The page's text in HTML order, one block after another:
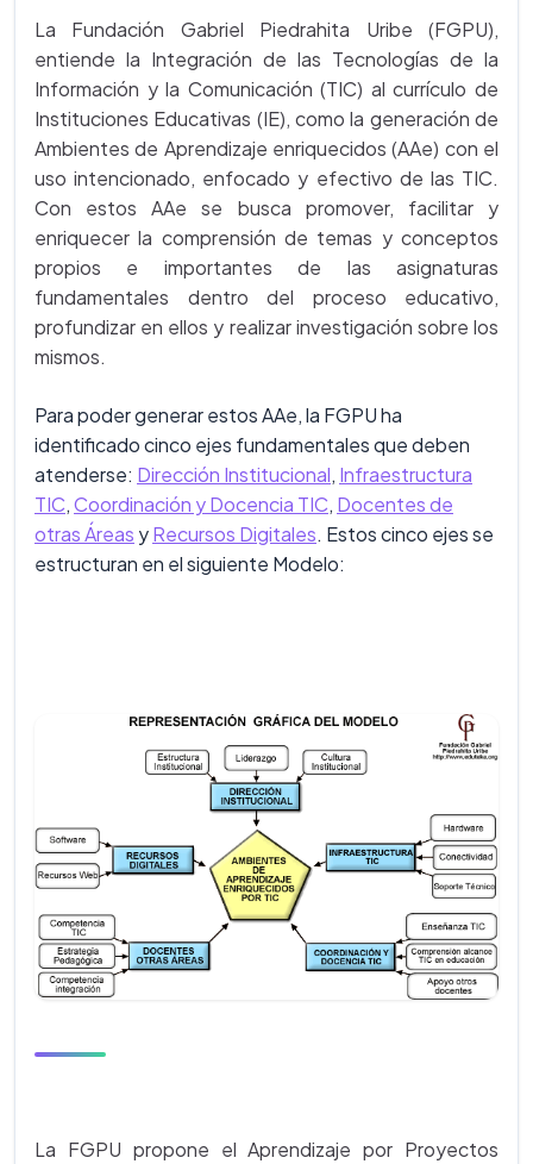
La Fundación Gabriel Piedrahita Uribe (FGPU),
entiende la Integración de las Tecnologías de la
Información y la Comunicación (TIC) al currículo de
Instituciones Educativas (IE), como la generación de
Ambientes de Aprendizaje enriquecidos (AAe) con el
uso intencionado, enfocado y efectivo de las TIC.
Con estos AAe se busca promover, facilitar y
enriquecer la comprensión de temas y conceptos
propios e importantes de las asignaturas
fundamentales dentro del proceso educativo,
profundizar en ellos y realizar investigación sobre los
mismos.
Para poder generar estos AAe, la FGPU ha
identificado cinco ejes fundamentales que deben
atenderse: Dirección Institucional, Infraestructura
TIC,Coordinación y Docencia TIC, Docentes de
otras Áreas yRecursos Digitales. Estos cinco ejes se
estructuran en el siguiente Modelo:
La FGPU propone el Aprendizaje por Proyectos